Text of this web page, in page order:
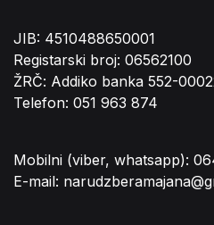
JIB: 4510488650001
Registarski broj: 06562100
ŽRČ: Addiko banka 552-
Telefon: 051 963 874
Mobilni (viber, whatsapp):
E-mail: